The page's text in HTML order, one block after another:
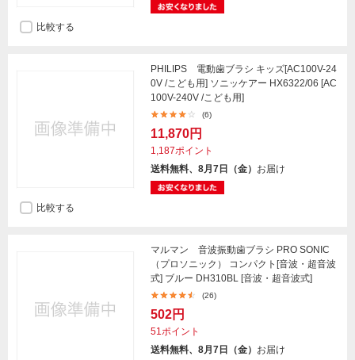
比較する
PHILIPS 電動歯ブラシ キッズ[AC100V-24
0V /こども用] ソニッケアー HX6322/06 [AC
100V-240V /こども用]
(6)
11,870円
1,187ポイント
送料無料、8月7日（金） お届け
比較する
マルマン 音波振動歯ブラシ PRO SONIC
（プロソニック） コンパクト[音波・超音波
式] ブルー DH310BL [音波・超音波式]
(26)
502円
51ポイント
送料無料、8月7日（金） お届け